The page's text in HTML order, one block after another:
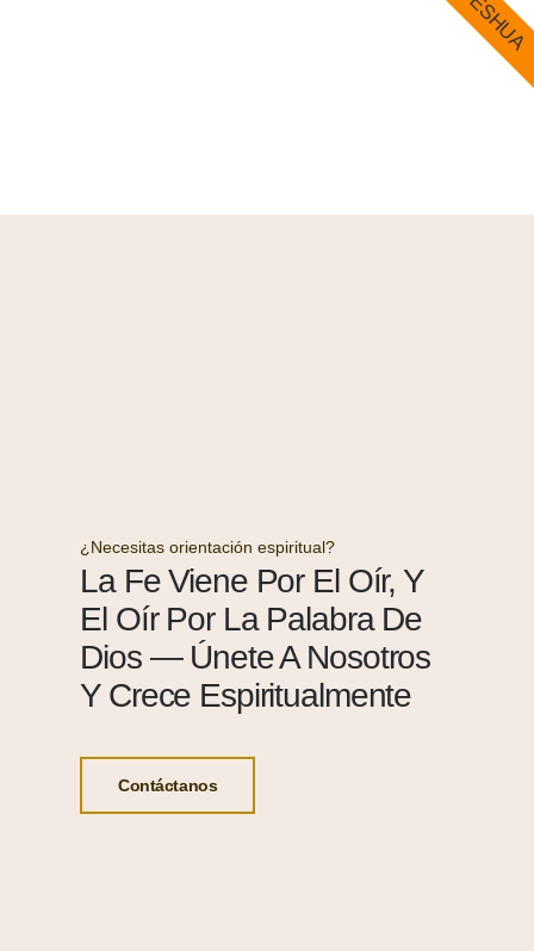
¿Necesitas orientación espiritual?
La Fe Viene Por El Oír, Y
El Oír Por La Palabra De
Dios — Únete A Nosotros
Y Crece Espiritualmente
Contáctanos
YESHUA